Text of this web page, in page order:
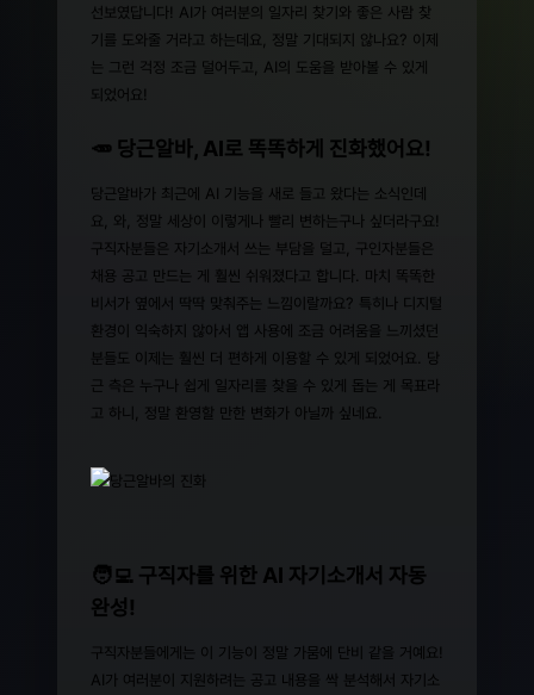
선보였답니다! AI가 여러분의 일자리 찾기와 좋은 사람 찾
기를 도와줄 거라고 하는데요, 정말 기대되지 않나요? 이제
는 그런 걱정 조금 덜어두고, AI의 도움을 받아볼 수 있게
되었어요!
🥕 당근알바, AI로 똑똑하게 진화했어요!
당근알바가 최근에 AI 기능을 새로 들고 왔다는 소식인데
요, 와, 정말 세상이 이렇게나 빨리 변하는구나 싶더라구요!
구직자분들은 자기소개서 쓰는 부담을 덜고, 구인자분들은
채용 공고 만드는 게 훨씬 쉬워졌다고 합니다. 마치 똑똑한
비서가 옆에서 딱딱 맞춰주는 느낌이랄까요? 특히나 디지털
환경이 익숙하지 않아서 앱 사용에 조금 어려움을 느끼셨던
분들도 이제는 훨씬 더 편하게 이용할 수 있게 되었어요. 당
근 측은 누구나 쉽게 일자리를 찾을 수 있게 돕는 게 목표라
고 하니, 정말 환영할 만한 변화가 아닐까 싶네요.
🧑‍💻 구직자를 위한 AI 자기소개서 자동
완성!
구직자분들에게는 이 기능이 정말 가뭄에 단비 같을 거예요!
AI가 여러분이 지원하려는 공고 내용을 싹 분석해서 자기소